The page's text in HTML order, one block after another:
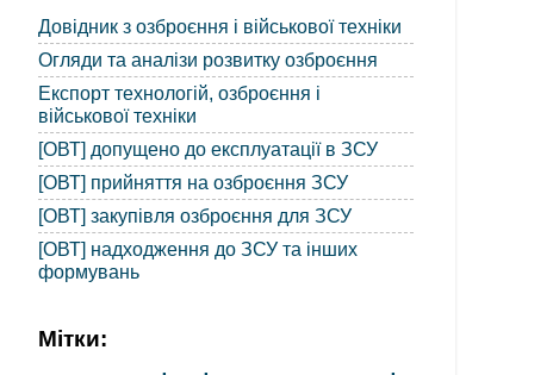
Довідник з озброєння і військової техніки
Огляди та аналізи розвитку озброєння
Експорт технологій, озброєння і
військової техніки
[ОВТ] допущено до експлуатації в ЗСУ
[ОВТ] прийняття на озброєння ЗСУ
[ОВТ] закупівля озброєння для ЗСУ
[ОВТ] надходження до ЗСУ та інших
формувань
Мітки: